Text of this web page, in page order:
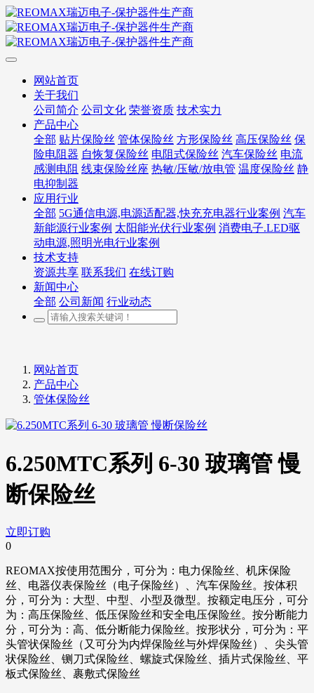
网站首页
关于我们
公司简介 公司文化 荣誉资质 技术实力
产品中心
全部 贴片保险丝 管体保险丝 方形保险丝 高压保险丝 保
险电阻器 自恢复保险丝 电阻式保险丝 汽车保险丝 电流
感测电阻 线束保险丝座 热敏/压敏/放电管 温度保险丝 静
电抑制器
应用行业
全部 5G通信电源,电源适配器,快充充电器行业案例 汽车
新能源行业案例 太阳能光伏行业案例 消费电子.LED驱
动电源,照明光电行业案例
技术支持
资源共享 联系我们 在线订购
新闻中心
全部 公司新闻 行业动态
网站首页
产品中心
管体保险丝
6.250MTC系列 6-30 玻璃管 慢
断保险丝
立即订购
0
REOMAX按使用范围分，可分为：电力保险丝、机床保险
丝、电器仪表保险丝（电子保险丝）、汽车保险丝。按体积
分，可分为：大型、中型、小型及微型。按额定电压分，可分
为：高压保险丝、低压保险丝和安全电压保险丝。按分断能力
分，可分为：高、低分断能力保险丝。按形状分，可分为：平
头管状保险丝（又可分为内焊保险丝与外焊保险丝）、尖头管
状保险丝、铡刀式保险丝、螺旋式保险丝、插片式保险丝、平
板式保险丝、裹敷式保险丝